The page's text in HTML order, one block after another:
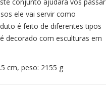
ele vai servir como
é feito de diferentes tipos
decorado com esculturas em
cm, peso: 2155 g